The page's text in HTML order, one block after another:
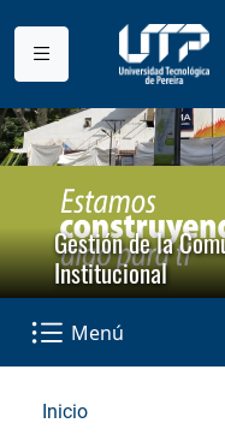
Gestión de la
Institucional
Menú
Inicio